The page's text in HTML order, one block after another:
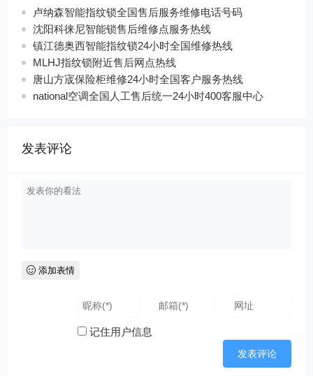
卢纳森智能指纹锁全国售后服务维修电话号码
沈阳科徕尼智能锁售后维修点服务热线
镇江德奥西智能指纹锁24小时全国维修热线
MLHJ指纹锁附近售后网点热线
唐山方宬保险柜维修24小时全国客户服务热线
national空调全国人工售后统一24小时400客服中心
发表评论
添加表情
记住用户信息